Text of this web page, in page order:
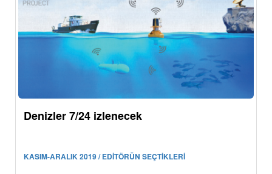
Denizler 7/24 izlenecek
KASIM-ARALIK 2019 / EDİTÖRÜN SEÇTİKLERİ